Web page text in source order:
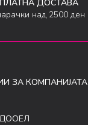
ДОСТАВА
над 2500 ден
ЗА КОМПАНИЈАТА
ДООЕЛ